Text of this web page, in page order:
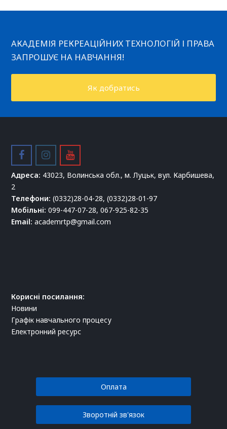
АКАДЕМІЯ РЕКРЕАЦІЙНИХ ТЕХНОЛОГІЙ І ПРАВА
ЗАПРОШУЄ НА НАВЧАННЯ!
Як добратись
facebookinstagram
youtube
Адреса: 43023, Волинська обл., м. Луцьк, вул. Карбишева,
2
Телефони: (0332)28-04-28, (0332)28-01-97
Мобільні: 099-447-07-28, 067-925-82-35
Email: academrtp@gmail.com
Корисні посилання:
Новини
Графік навчального процесу
Електронний ресурс
Оплата
Зворотній зв'язок